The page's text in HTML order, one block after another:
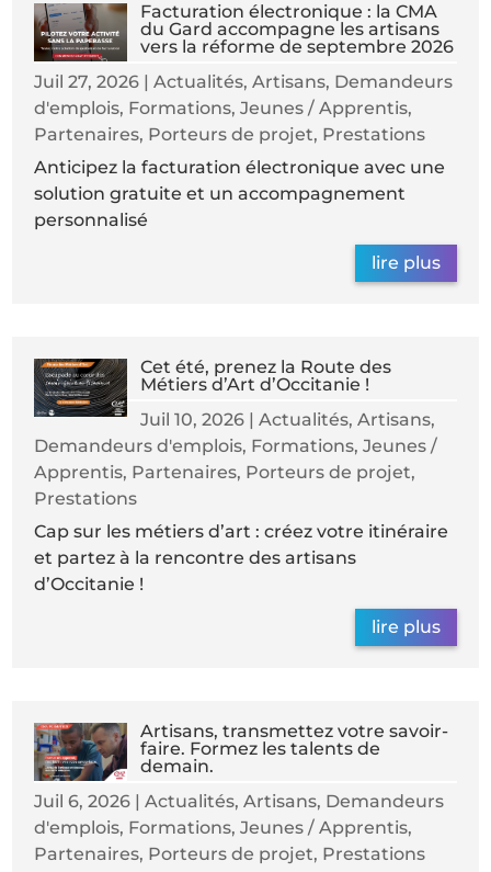
Facturation électronique : la CMA
du Gard accompagne les artisans
vers la réforme de septembre 2026
Juil 27, 2026 |Actualités,Artisans, Demandeurs
d'emplois, Formations,Jeunes / Apprentis,
Partenaires, Porteurs de projet, Prestations
Anticipez la facturation électronique avec une
solution gratuite et un accompagnement
personnalisé
lire plus
Cet été, prenez la Route des
Métiers d’Art d’Occitanie !
Juil 10, 2026| Actualités, Artisans,
Demandeurs d'emplois, Formations,Jeunes /
Apprentis, Partenaires, Porteurs de projet,
Prestations
Cap sur les métiers d’art : créez votre itinéraire
et partez à la rencontre des artisans
d’Occitanie !
lire plus
Artisans, transmettez votre savoir-
faire. Formez les talents de
demain.
Juil 6, 2026 |Actualités,Artisans, Demandeurs
d'emplois, Formations,Jeunes / Apprentis,
Partenaires, Porteurs de projet, Prestations